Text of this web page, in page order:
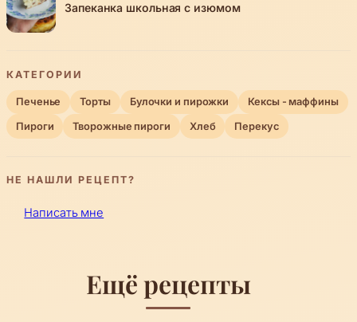
Запеканка школьная с изюмом
КАТЕГОРИИ
Печенье Торты Булочки и пирожки Кексы - маффины
Пироги Творожные пироги Хлеб Перекус
НЕ НАШЛИ РЕЦЕПТ?
Написать мне
Ещё рецепты